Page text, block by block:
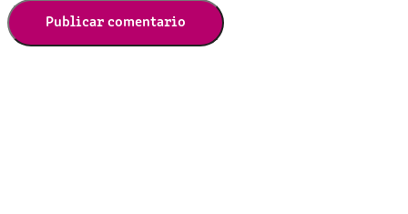
Publicar comentario